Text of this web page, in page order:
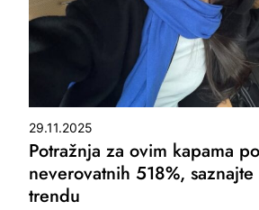
29.11.2025
Potražnja za ovim kapama
neverovatnih 518%,
trendu